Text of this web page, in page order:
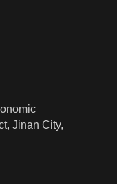
Jinan City,